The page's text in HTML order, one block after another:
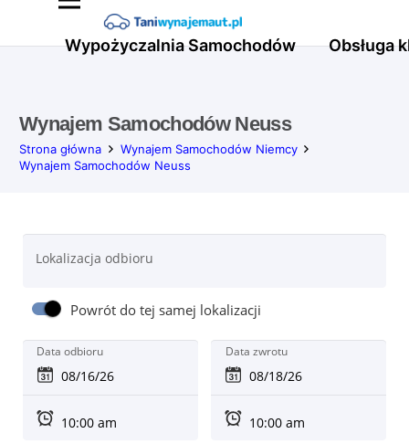
Wypożyczalnia Samochodów Obsługa
Wynajem Samochodów Neuss
Strona główna
Wynajem Samochodów Niemcy
Wynajem Samochodów Neuss
Lokalizacja odbioru
Powrót do tej samej lokalizacji
Data odbioru Data zwrotu